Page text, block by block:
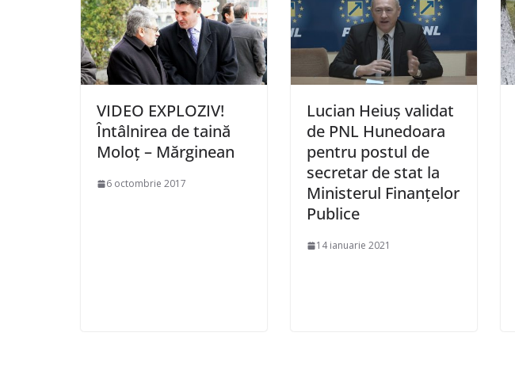
VIDEO EXPLOZIV!
Întâlnirea de taină
Moloț – Mărginean
6 octombrie 2017
Lucian Heiuș validat
de PNL Hunedoara
pentru postul de
secretar de stat la
Ministerul Finanțelor
Publice
14 ianuarie 2021